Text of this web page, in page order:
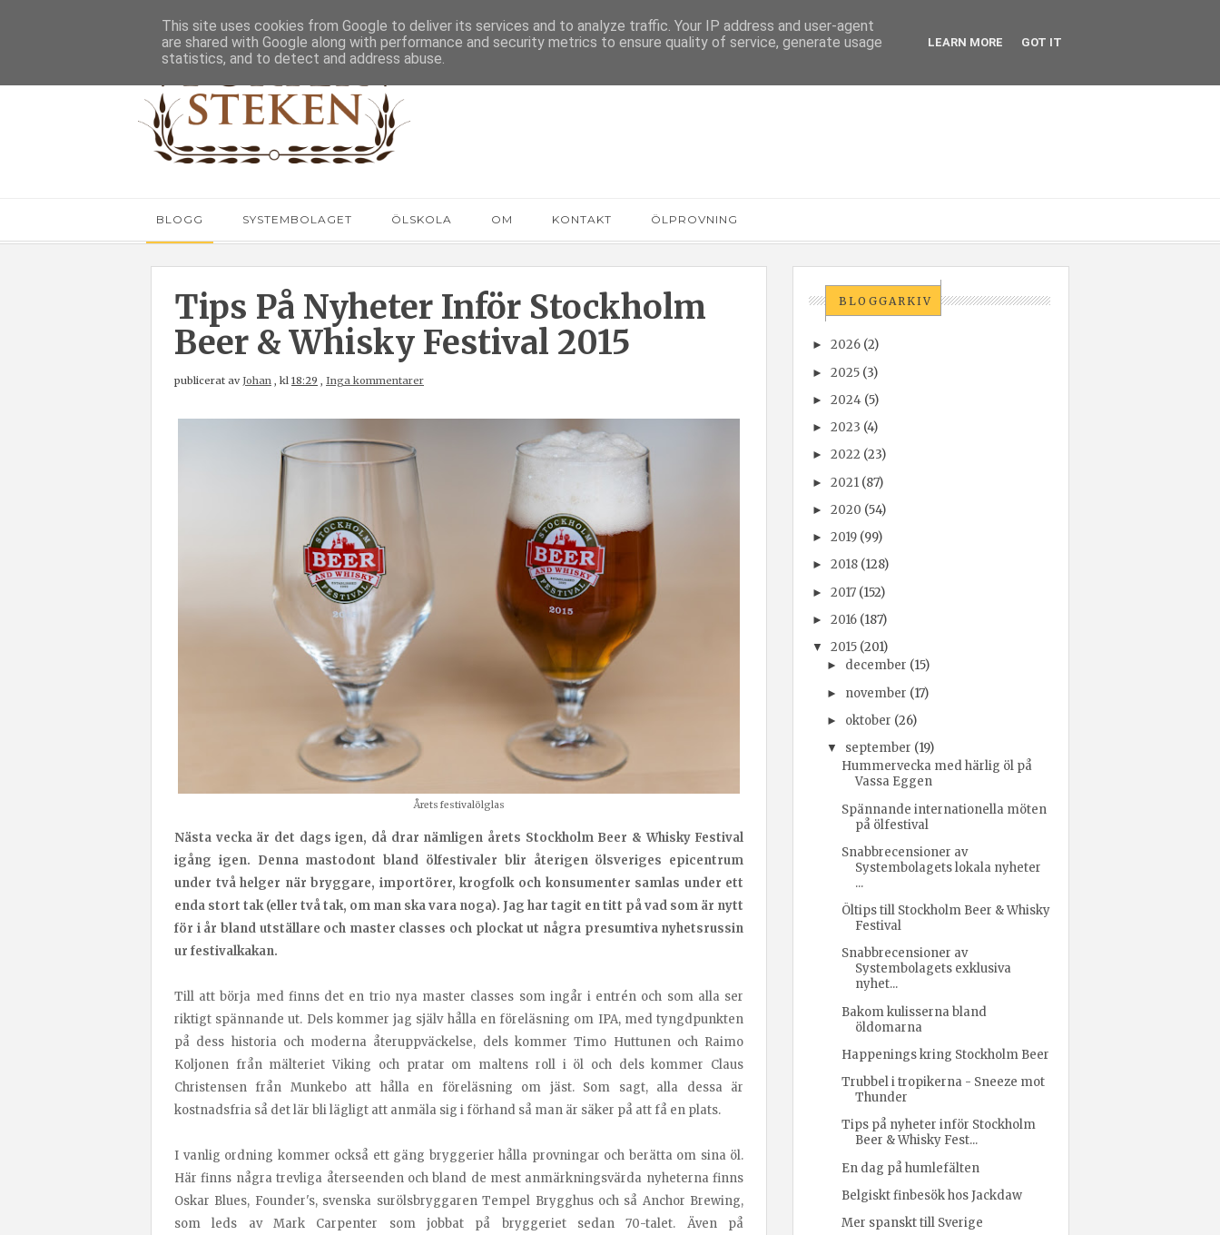
BLOGG SYSTEMBOLAGET ÖLSKOLA OM KONTAKT ÖLPROVNING
Tips På Nyheter Inför Stockholm
Beer & Whisky Festival 2015
publicerat avJohan , kl 18:29 , Inga kommentarer
Årets festivalölglas
Nästa vecka är det dags igen, då drar nämligen årets Stockholm Beer & Whisky Festival
igång igen. Denna mastodont bland ölfestivaler blir återigen ölsveriges epicentrum
under två helger när bryggare, importörer, krogfolk och konsumenter samlas under ett
enda stort tak (eller två tak, om man ska vara noga). Jag har tagit en titt på vad som är nytt
för i år bland utställare och master classes och plockat ut några presumtiva nyhetsrussin
ur festivalkakan.
Till att börja med finns det en trio nya master classes som ingår i entrén och som alla ser
riktigt spännande ut. Dels kommer jag själv hålla en föreläsning om IPA, med tyngdpunkten
på dess historia och moderna återuppväckelse, dels kommer Timo Huttunen och Raimo
Koljonen från mälteriet Viking och pratar om maltens roll i öl och dels kommer Claus
Christensen från Munkebo att hålla en föreläsning om jäst. Som sagt, alla dessa är
kostnadsfria så det lär bli lägligt att anmäla sig i förhand så man är säker på att få en plats.
I vanlig ordning kommer också ett gäng bryggerier hålla provningar och berätta om sina öl.
Här finns några trevliga återseenden och bland de mest anmärkningsvärda nyheterna finns
Oskar Blues, Founder's, svenska surölsbryggaren Tempel Brygghus och så Anchor Brewing,
som leds av Mark Carpenter som jobbat på bryggeriet sedan 70-talet. Även på
BLOGGARKIV
►2026 (2)
►2025 (3)
►2024 (5)
►2023 (4)
►2022 (23)
►2021 (87)
►2020 (54)
►2019 (99)
►2018 (128)
►2017 (152)
►2016 (187)
▼ 2015 (201)
► december (15)
► november (17)
► oktober (26)
▼ september (19)
Hummervecka med härlig öl på
Vassa Eggen
Spännande internationella möten
på ölfestival
Snabbrecensioner av
Systembolagets lokala nyheter
...
Öltips till Stockholm Beer & Whisky
Festival
Snabbrecensioner av
Systembolagets exklusiva
nyhet...
Bakom kulisserna bland
öldomarna
Happenings kring Stockholm Beer
Trubbel i tropikerna - Sneeze mot
Thunder
Tips på nyheter inför Stockholm
Beer & Whisky Fest...
En dag på humlefälten
Belgiskt finbesök hos Jackdaw
Mer spanskt till Sverige
This site uses cookies from Google to deliver its services and to analyze traffic. Your IP address and user-agent
are shared with Google along with performance and security metrics to ensure quality of service, generate usage
statistics, and to detect and address abuse.
LEARN MORE GOT IT